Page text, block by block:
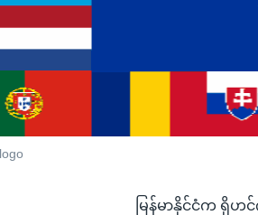
မြန်မာနိုင်ငံက ရို